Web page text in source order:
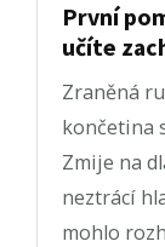
První
učíte
Zraněná
končetina
Zmije na
neztrácí
mohlo